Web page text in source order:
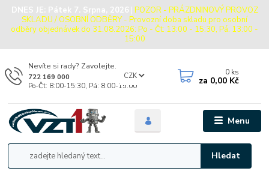
DNES JE: Pátek 7. Srpna, 2026 | POZOR - PRÁZDNINOVÝ PROVOZ
SKLADU / OSOBNÍ ODBĚRY - Provozní doba skladu pro osobní
odběry objednávek do 31.08.2026: Po - Čt: 13:00 - 15:30, Pá: 13:00 -
15:00
Menu
CZK
Hledat
Nevíte si rady? Zavolejte.
722 169 000
Po-Čt: 8:00-15:30, Pá: 8:00-15:00
0 ks
za 0,00 Kč